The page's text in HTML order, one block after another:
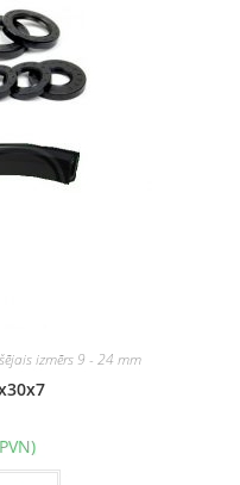
izmērs 9 - 24 mm